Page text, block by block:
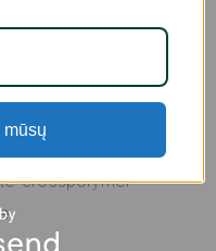
euphorbia
crosspolymer
mūsų